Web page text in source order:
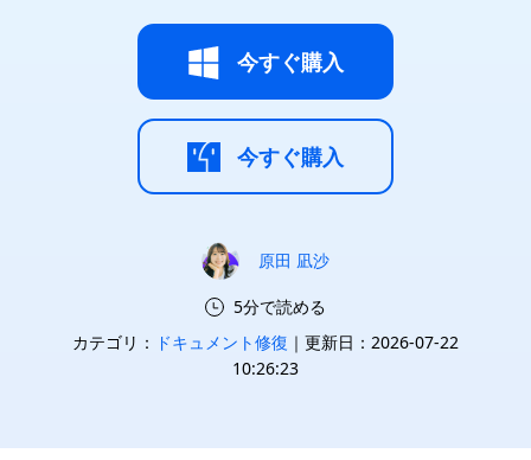
今すぐ購入
今すぐ購入
原田 凪沙
5分で読める
カテゴリ： ドキュメント修復 ｜更新日：2026-07-22
10:26:23